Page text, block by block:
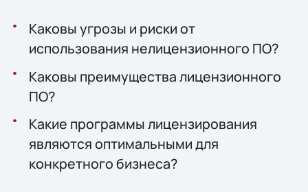
Каковы угрозы и риски от
использования нелицензионного ПО?
Каковы преимущества лицензионного
ПО?
Какие программы лицензирования
являются оптимальными для
конкретного бизнеса?